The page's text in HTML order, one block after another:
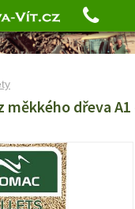
měkkého dřeva A1